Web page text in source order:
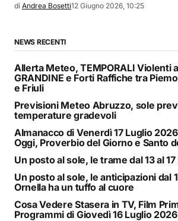
di Andrea Bosetti12 Giugno 2026, 10:25
NEWS RECENTI
Allerta Meteo, TEMPORALI Violenti
GRANDINE e Forti Raffiche tra
e Friuli
Previsioni Meteo Abruzzo, sole
temperature gradevoli
Almanacco di Venerdì 17 Luglio
Oggi, Proverbio del Giorno e Santo
Un posto al sole, le trame dal 13 al
Un posto al sole, le anticipazioni dal
Ornella ha un tuffo al cuore
Cosa Vedere Stasera in TV, Film
Programmi di Giovedì 16 Luglio 2026